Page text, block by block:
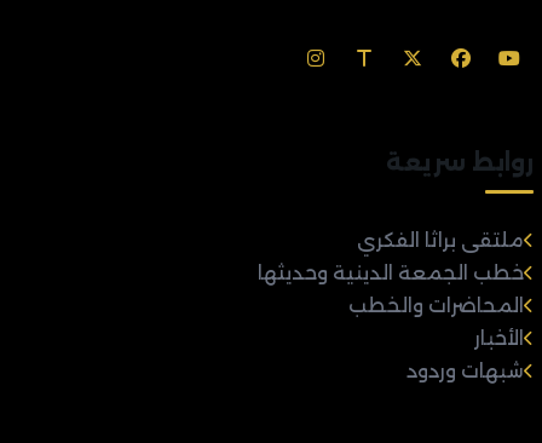
روابط سريعة
ملتقى براثا الفكري
خطب الجمعة الدينية وحديثها
المحاضرات والخطب
الأخبار
شبهات وردود